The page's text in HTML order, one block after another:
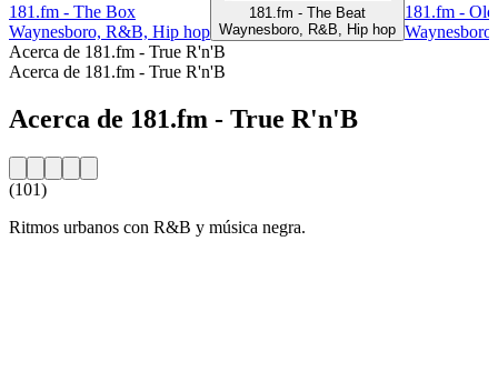
181.fm - The Box
Waynesboro, R&B, Hip hop
181.fm - The Beat
Waynesboro, R&B, Hip hop
181.fm -
Acerca de 181.fm - True R'n'B
Acerca de 181.fm - True R'n'B
Acerca de 181.fm - True R'n'B
(101)
Ritmos urbanos con R&B y música negra.